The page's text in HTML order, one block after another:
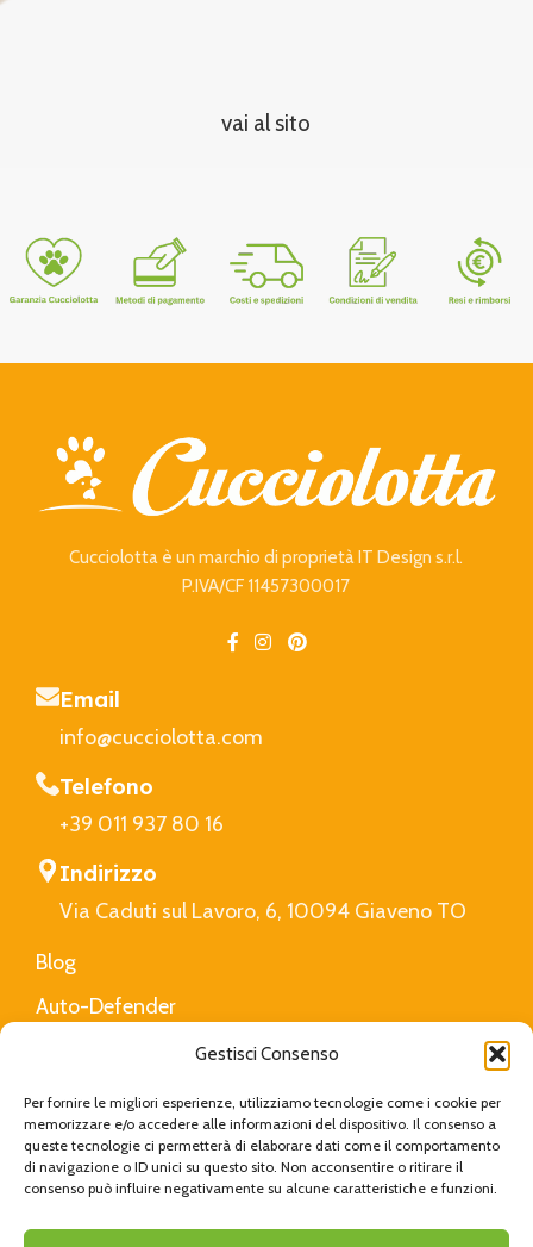
Gestisci Consenso
Per fornire le migliori esperienze, utilizziamo tecnologie come i cookie per
memorizzare e/o accedere alle informazioni del dispositivo. Il consenso a
queste tecnologie ci permetterà di elaborare dati come il comportamento
di navigazione o ID unici su questo sito. Non acconsentire o ritirare il
consenso può influire negativamente su alcune caratteristiche e funzioni.
vai al sito
Cucciolotta è un marchio di proprietà IT Design s.r.l.
P.IVA/CF 11457300017
Email
info@cucciolotta.com
Telefono
+39 011 937 80 16
Indirizzo
Via Caduti sul Lavoro, 6, 10094 Giaveno TO
Blog
Auto-Defender
Privacy Policy
CucciolottaCreated with Love byViva Digital|